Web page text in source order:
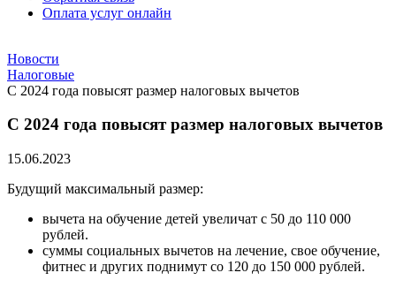
Оплата услуг онлайн
Новости
Налоговые
С 2024 года повысят размер налоговых вычетов
С 2024 года повысят размер налоговых вычетов
15.06.2023
Будущий максимальный размер:
вычета на обучение детей увеличат с 50 до 110 000
рублей.
суммы социальных вычетов на лечение, свое обучение,
фитнес и других поднимут со 120 до 150 000 рублей.